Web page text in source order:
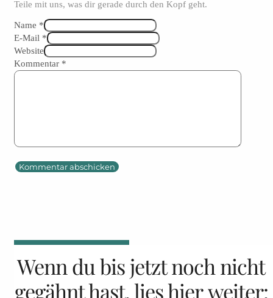
Teile mit uns, was dir gerade durch den Kopf geht.
Name *
E-Mail *
Website
Kommentar *
Wenn du bis jetzt noch nicht
gegähnt hast, lies hier weiter: